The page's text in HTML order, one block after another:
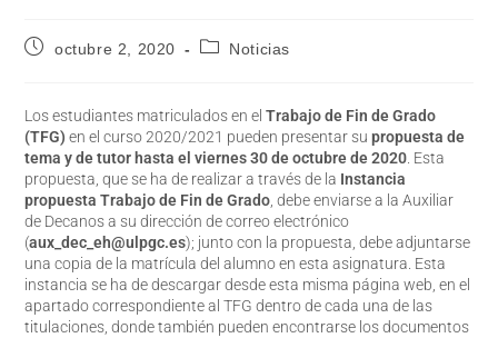
octubre 2, 2020 Noticias
Los estudiantes matriculados en elTrabajo de Fin de Grado
(TFG) en el curso 2020/2021 pueden presentar supropuesta de
tema y de tutor hasta el viernes 30 de octubre de 2020. Esta
propuesta, que se ha de realizar a través de la Instancia
propuesta Trabajo de Fin de Grado, debe enviarse a la Auxiliar
de Decanos a su dirección de correo electrónico
(aux_dec_eh@ulpgc.es); junto con la propuesta, debe adjuntarse
una copia de la matrícula del alumno en esta asignatura. Esta
instancia se ha de descargar desde esta misma página web, en el
apartado correspondiente al TFG dentro de cada una de las
titulaciones, donde también pueden encontrarse los documentos